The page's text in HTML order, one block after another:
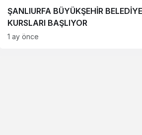
ŞANLIURFA BÜYÜKŞEHİR
KURSLARI BAŞLIYOR
1 ay önce